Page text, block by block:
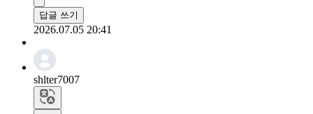
답글 쓰기
2026.07.05 20:41
shlter7007